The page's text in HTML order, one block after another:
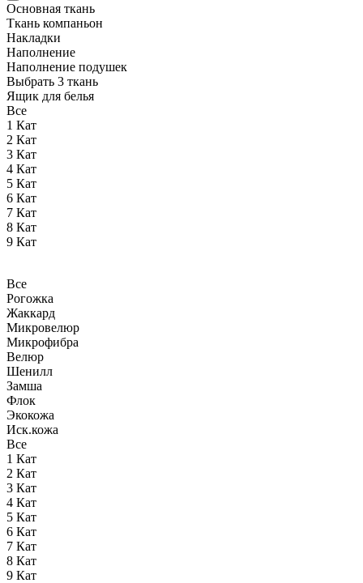
Основная ткань
Ткань компаньон
Накладки
Наполнение
Наполнение подушек
Выбрать 3 ткань
Ящик для белья
Все
1 Кат
2 Кат
3 Кат
4 Кат
5 Кат
6 Кат
7 Кат
8 Кат
9 Кат
Все
Рогожка
Жаккард
Микровелюр
Микрофибра
Велюр
Шенилл
Замша
Флок
Экокожа
Иск.кожа
Все
1 Кат
2 Кат
3 Кат
4 Кат
5 Кат
6 Кат
7 Кат
8 Кат
9 Кат